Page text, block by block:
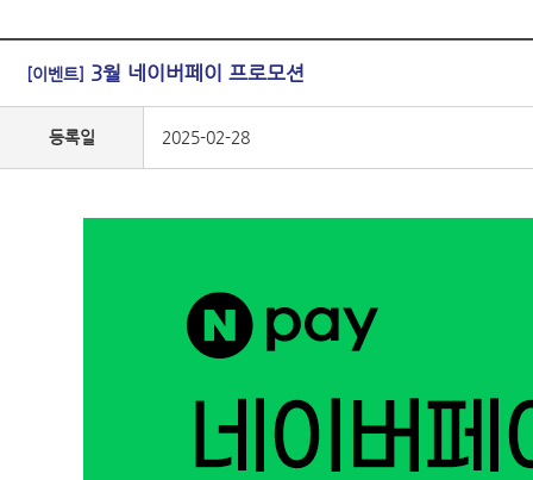
[이벤트] 3월 네이버페이 프로모션
등록일 2025-02-28